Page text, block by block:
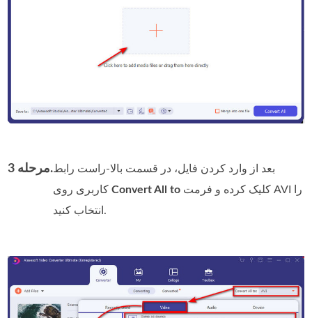
مرحله 3.بعد از وارد کردن فایل، در قسمت بالا-راست رابط
کاربری رویConvert All to
انتخاب کنید.